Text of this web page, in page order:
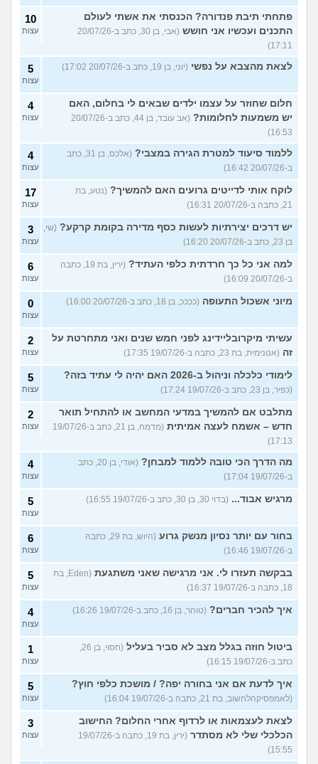
פתחתי תיבת פנדורה? הכנסתי את אשתי לעולם
התכנים ועכשיו אני חושש
(אבי, בן 30, כתב ב-20/07/26
17:11)
10
עצות
לצאת מהצבא על נפשי (יוני, בן 19, כתב ב-20/07/26 17:02) 5
עצות
חלום שחוזר על עצמו ילדים שבאים לי בחלום, האם
יש משמעות לחלומות?
(אב עובד, בן 44, כתב ב-20/07/26
16:53)
4
עצות
ללמוד סיעוד למטרת הגירה במצבי?
(אלכס, בן 31, כתב
ב-20/07/26 16:42)
4
עצות
לוקח אותי לדייטים גרועים האם להמשיך? (נטע, בת
21, כתבה ב-20/07/26 16:31)
17
עצות
יש דרכים יצירתיות לעשות כסף מדירה בקומת קרקע? (שי,
בן 23, כתב ב-20/07/26 16:20)
3
עצות
למה אני כל כך חרדתית כלפי העתיד?
(ירין, בת 19, כתבה
ב-20/07/26 16:09)
6
עצות
מיוני אשכול התעופה (ככככ, בן 18, כתב ב-20/07/26 16:00) 0
עצות
עשיתי מיקרובליידינג לפני חמש שנים ואני מתחרטת על
זה (אנונימית, בת 23, כתבה ב-19/07/26 17:35)
2
עצות
לימודי כלכלה וניהול ב-2026 האם יהיה לי עתיד בזה?
(כפיר, בן 23, כתב ב-19/07/26 17:24)
5
עצות
מתלבט אם להמשיך במדעי המחשב או להתחיל תואר
חדש – אשמח לעצה אמיתית
(מדמח, בן 21, כתב ב-19/07/26
17:13)
2
עצות
מה הדרך הכי טובה ללמוד למבחן?
(אודי, בן 20, כתב
ב-19/07/26 17:04)
4
עצות
מרגיש אבוד... (בדוי 30, בן 30, כתב ב-19/07/26 16:55) 5
עצות
בחור עם יותר נסיון מנשק גרוע
(היוש, בת 29, כתבה
ב-19/07/26 16:46)
6
עצות
בבקשה תעזרו לי. אני מרגישה שאני משתגעת
(Eden, בת
18, כתבה ב-19/07/26 16:37)
5
עצות
איך להכיר חברים? (טוהר, בן 16, כתב ב-19/07/26 16:26) 4
עצות
ביטול חוזה בגלל מצב לא סביר בעליל
כתב ב-19/07/26 16:15)
1
עצות
איך לדעת אם אני בחורה יפה? / מושכת כלפי חוץ?
(לאמפסיקהלחשוב, בת 21, כתבה ב-19/07/26 16:04)
5
עצות
לצאת לעצמאות או לרדוף אחרי החלום? החישוב
הכלכלי שלי לא מסתדר
(ירין, בת 19, כתבה ב-19/07/26
15:55)
3
עצות